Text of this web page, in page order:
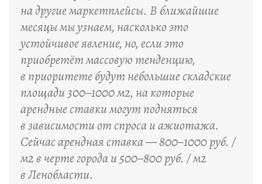
на другие маркетплейсы. В ближайшие
месяцы мы узнаем, насколько это
устойчивое явление, но, если это
приобретёт массовую тенденцию,
в приоритете будут небольшие складские
площади 300–1000 м2, на которые
арендные ставки могут подняться
в зависимости от спроса и ажиотажа.
Сейчас арендная ставка — 800–1000 руб. /
м2 в черте города и 500–800 руб. / м2
в Ленобласти.